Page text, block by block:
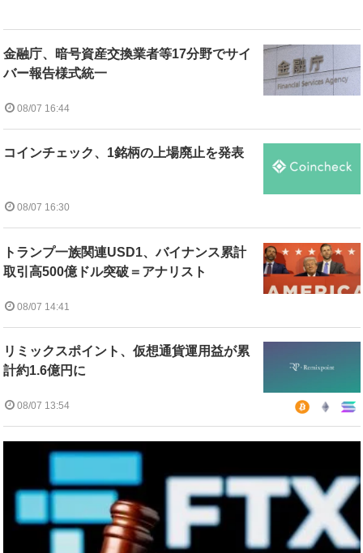
金融庁、暗号資産交換業者等17分野でサイ
バー報告様式統一
08/07 16:44
コインチェック、1銘柄の上場廃止を発表
08/07 16:30
トランプ一族関連USD1、バイナンス累計
取引高500億ドル突破＝アナリスト
08/07 14:41
リミックスポイント、仮想通貨運用益が累
計約1.6億円に
08/07 13:54